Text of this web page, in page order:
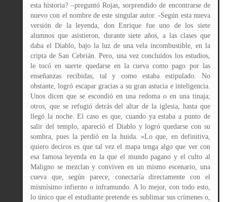
esta historia? –preguntó Rojas, sorprendido de encontrarse de
nuevo con el nombre de este singular autor. -Según esta nueva
versión de la leyenda, don Enrique fue uno de los siete
alumnos que asistieron, durante siete años, a las clases que
daba el Diablo, bajo la luz de una vela incombustible, en la
cripta de San Cebrián. Pero, una vez concluidos los estudios,
le tocó en suerte quedarse en la cueva como pago por las
enseñanzas recibidas, tal y como estaba estipulado. No
obstante, logró escapar gracias a su gran astucia e inteligencia.
Unos dicen que se escondió en una redoma o en una tinaja;
otros, que se refugió detrás del altar de la iglesia, hasta que
llegó la noche. El caso es que, cuando ya estaba a punto de
salir del templo, apareció el Diablo y logró quedarse con su
sombra, pues la perdió en la huida. »Lo que, en definitiva,
quiero deciros es que tal vez el mapa tenga algo que ver con
esa famosa leyenda en la que el mundo pagano y el culto al
Maligno se mezclan y conviven en un mismo escenario, una
cueva que, según parece, conectaría directamente con el
mismísimo infierno o inframundo. A lo mejor, con todo esto,
lo único que el estudiante pretende es sublimar sus crímenes o,